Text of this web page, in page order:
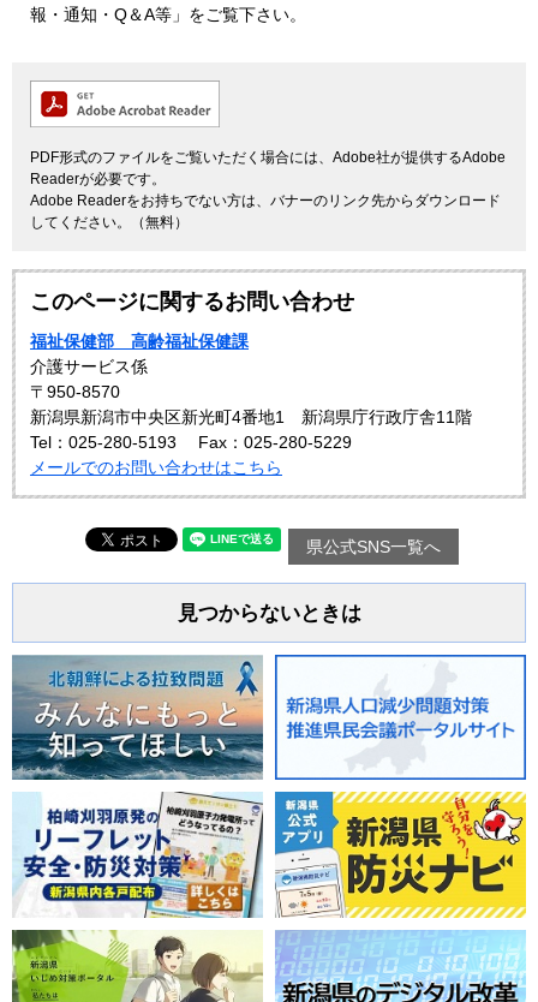
報・通知・Q＆A等」をご覧下さい。
PDF形式のファイルをご覧いただく場合には、Adobe社が提供するAdobe
Readerが必要です。
Adobe Readerをお持ちでない方は、バナーのリンク先からダウンロード
してください。（無料）
このページに関するお問い合わせ
福祉保健部 高齢福祉保健課
介護サービス係
〒950-8570
新潟県新潟市中央区新光町4番地1 新潟県庁行政庁舎11階
Tel：025-280-5193
Fax：025-280-5229
メールでのお問い合わせはこちら
県公式SNS一覧へ
見つからないときは